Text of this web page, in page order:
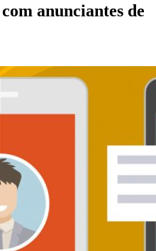
anunciantes de